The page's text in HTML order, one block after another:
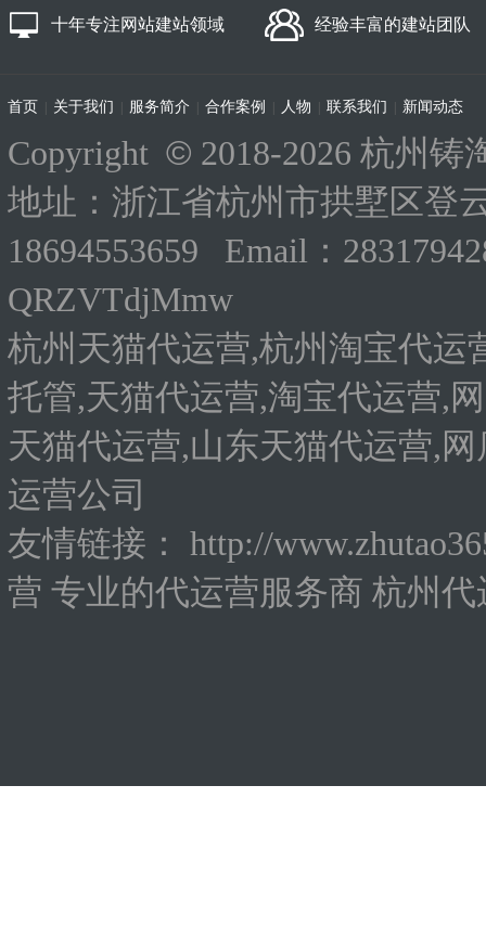
十年专注网站建站领域 经验丰富的建站团队
首页 关于我们 服务简介 合作案例 人物 联系我们 新闻动态
Copyright © 2018-2026 杭州铸
地址：浙江省杭州市拱墅区登
18694553659 Email：
QRZVTdjMmw
杭州天猫代运营,杭州淘宝代运
托管,天猫代运营,淘宝代运营,
天猫代运营,山东天猫代运营,
运营公司
友情链接：
http://
营 专业的代运营服务商 杭州代